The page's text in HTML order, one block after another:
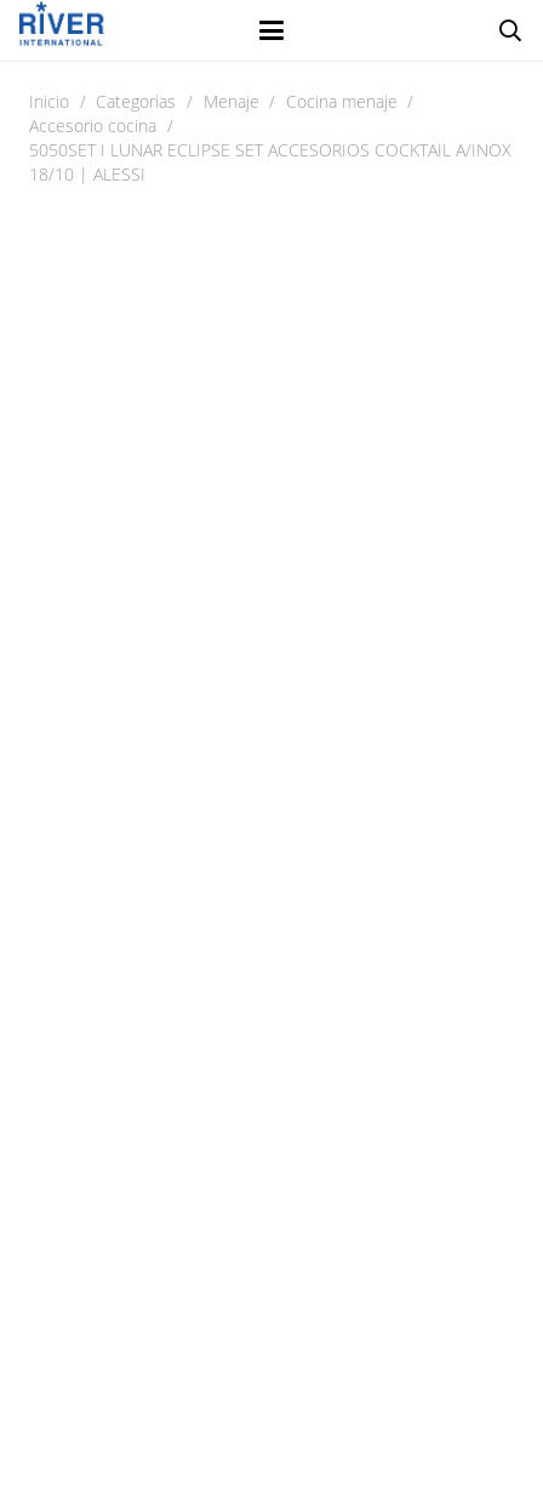
Inicio / Categorias / Menaje / Cocina menaje /
Accesorio cocina /
5050SET I LUNAR ECLIPSE SET ACCESORIOS COCKTAIL A/INOX
18/10 | ALESSI